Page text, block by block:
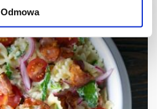
Odmowa